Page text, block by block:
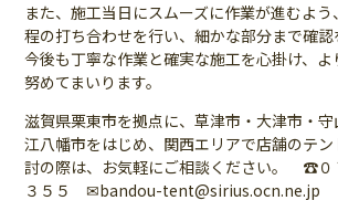
また、施工当日にスムーズに作業が進むよ
程の打ち合わせを行い、細かな部分まで確認
今後も丁寧な作業と確実な施工を心掛け、
努めてまいります。
滋賀県栗東市を拠点に、草津市・大津市・
江八幡市をはじめ、関西エリアで店舗のテ
討の際は、お気軽にご相談ください。 ☎０
３５５ ✉bandou-tent@sirius.ocn.ne.jp